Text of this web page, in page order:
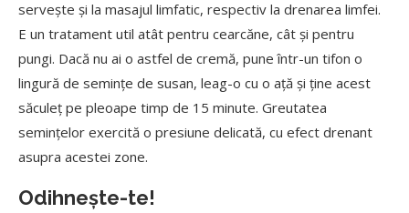
serveşte şi la masajul limfatic, respectiv la drenarea limfei.
E un tratament util atât pentru cearcăne, cât şi pentru
pungi. Dacă nu ai o astfel de cremă, pune într-un tifon o
lingură de seminţe de susan, leag-o cu o aţă şi ține acest
săculeț pe pleoape timp de 15 minute. Greutatea
seminţelor exercită o presiune delicată, cu efect drenant
asupra acestei zone.
Odihneşte-te!